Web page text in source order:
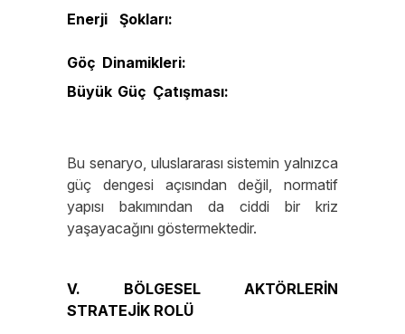
Enerji Şokları:
fiyatlarında sert dalgalanmalar, küresel
Göç Dinamikleri:
Büyük Güç Çatışması:
Çin’in doğrudan karşı karşıya gelme
Bu senaryo, uluslararası sistemin yalnızca
güç dengesi açısından değil, normatif
yapısı bakımından da ciddi bir kriz
yaşayacağını göstermektedir.
V. BÖLGESEL AKTÖRLERİN
STRATEJİK ROLÜ